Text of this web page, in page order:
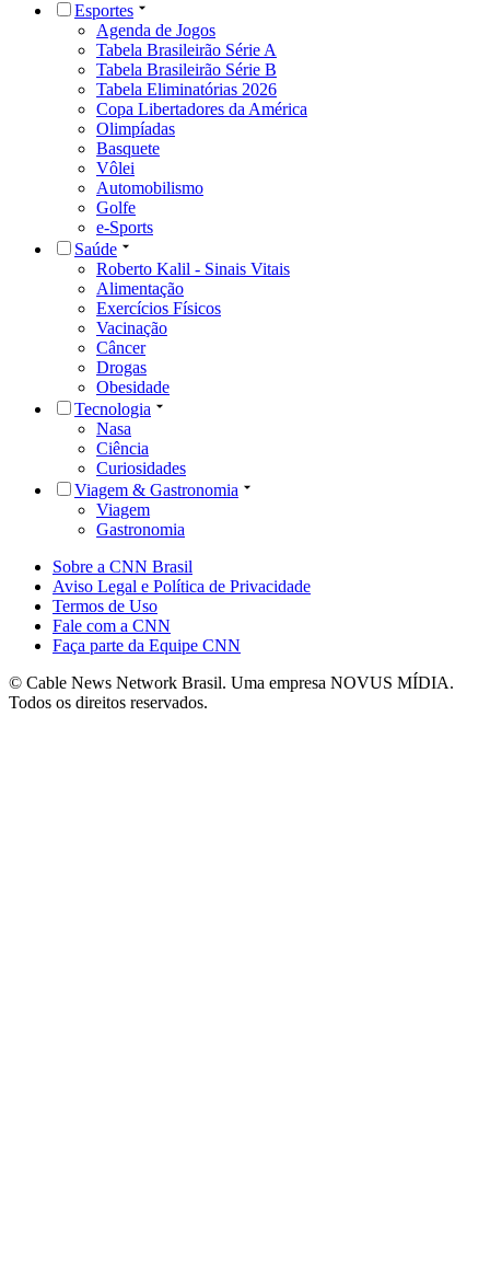
Esportes
Agenda de Jogos
Tabela Brasileirão Série A
Tabela Brasileirão Série B
Tabela Eliminatórias 2026
Copa Libertadores da América
Olimpíadas
Basquete
Vôlei
Automobilismo
Golfe
e-Sports
Saúde
Roberto Kalil - Sinais Vitais
Alimentação
Exercícios Físicos
Vacinação
Câncer
Drogas
Obesidade
Tecnologia
Nasa
Ciência
Curiosidades
Viagem & Gastronomia
Viagem
Gastronomia
Sobre a CNN Brasil
Aviso Legal e Política de Privacidade
Termos de Uso
Fale com a CNN
Faça parte da Equipe CNN
© Cable News Network Brasil. Uma empresa NOVUS MÍDIA.
Todos os direitos reservados.